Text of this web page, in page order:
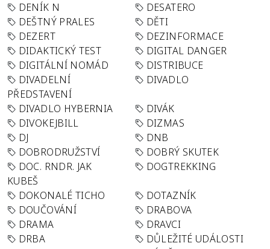
DENÍK N
DESATERO
DEŠTNÝ PRALES
DĚTI
DEZERT
DEZINFORMACE
DIDAKTICKÝ TEST
DIGITAL DANGER
DIGITÁLNÍ NOMÁD
DISTRIBUCE
DIVADELNÍ
PŘEDSTAVENÍ
DIVADLO
DIVADLO HYBERNIA
DIVÁK
DIVOKEJBILL
DIZMAS
DJ
DNB
DOBRODRUŽSTVÍ
DOBRÝ SKUTEK
DOC. RNDR. JAK
KUBEŠ
DOGTREKKING
DOKONALÉ TICHO
DOTAZNÍK
DOUČOVÁNÍ
DRABOVA
DRAMA
DRAVCI
DRBA
DŮLEŽITÉ UDÁLOSTI